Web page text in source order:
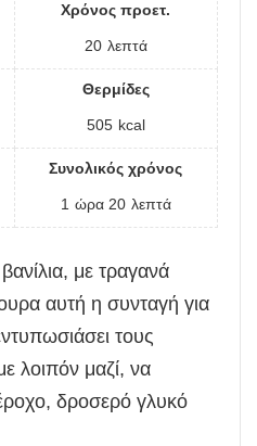
Χρόνος προετ.
20 λεπτά
Θερμίδες
505 kcal
Συνολικός χρόνος
1 ώρα 20 λεπτά
με τραγανά
αυτή η συνταγή για
τους
λοιπόν μαζί, να
δροσερό γλυκό